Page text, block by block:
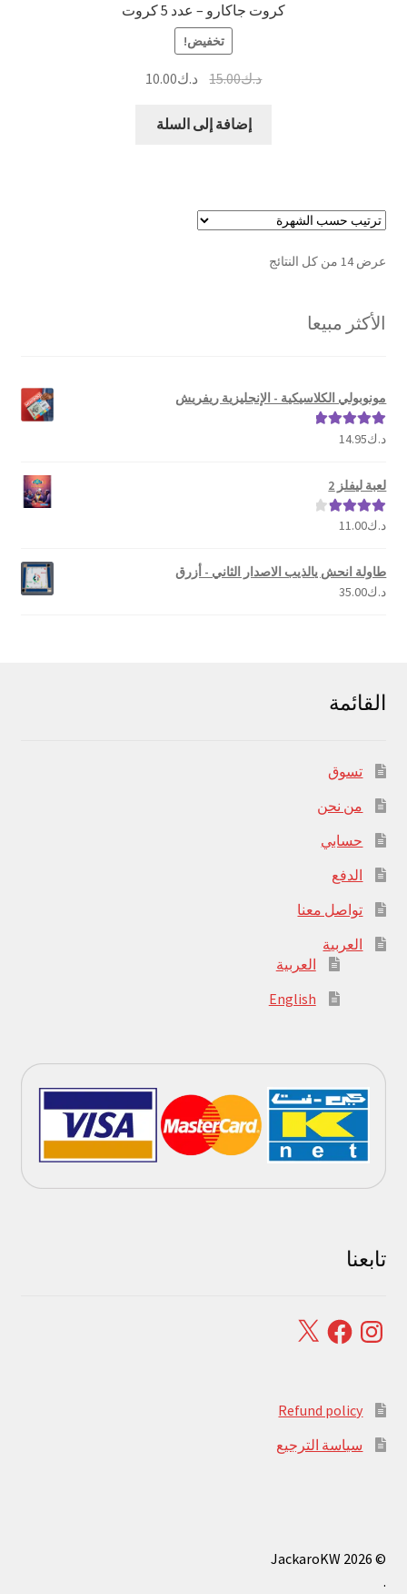
كروت جاكارو – عدد 5 كروت
تخفيض!
د.ك15.00 السعر
هو:
د.ك10.00
إضافة إلى السلة
عرض ⁦14⁩ من كل النتائج
تم
الأكثر مبيعا
مونوبولي الكلاسيكية - الإنجليزية ريفريش
تم التقييم
د.ك14.95
لعبة ليفلز 2
تم التقييم
د.ك11.00
طاولة انحش يالذيب الاصدار الثاني - أزرق
د.ك35.00
القائمة
تسوق
من نحن
حسابي
الدفع
تواصل معنا
العربية
العربية
English
تابعنا
Instagram
Facebook
X
Refund policy
سياسة الترجيع
© JackaroKW 2026
.